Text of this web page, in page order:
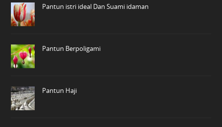
Pantun istri ideal Dan Suami idaman
Pantun Berpoligami
Pantun Haji